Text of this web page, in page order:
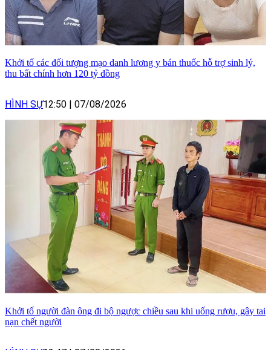
Khởi tố các đối tượng mạo danh lương y bán thuốc hỗ trợ sinh lý,
thu bất chính hơn 120 tỷ đồng
HÌNH SỰ12:50 | 07/08/2026
Khởi tố người đàn ông đi bộ ngược chiều sau khi uống rượu, gây tai
nạn chết người